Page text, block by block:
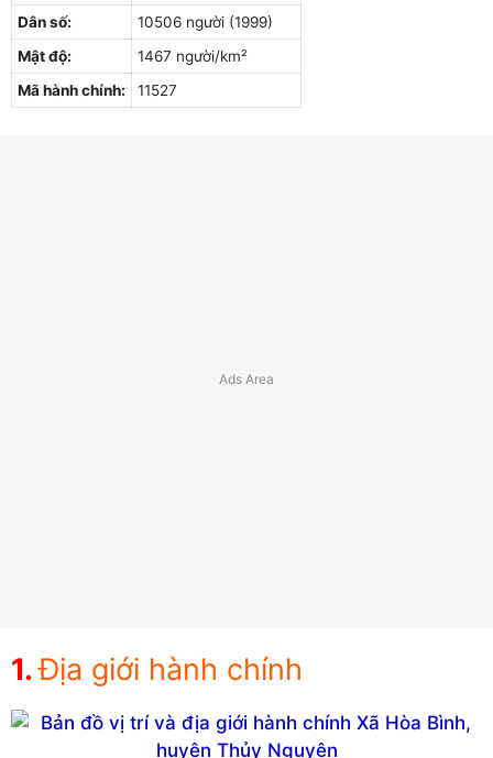
Dân số:
10506 người (1999)
Mật độ:
1467 người/km²
Mã hành chính:
11527
Địa giới hành chính